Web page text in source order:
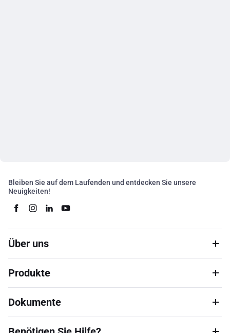
Bleiben Sie auf dem Laufenden und entdecken Sie unsere
Neuigkeiten!
Über uns
Produkte
Dokumente